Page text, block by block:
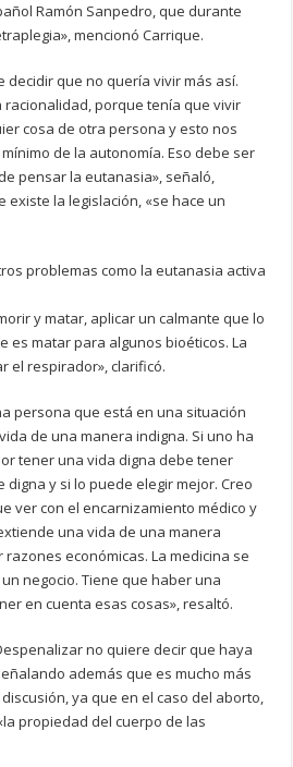
Ramón Sanpedro, que durante
mencionó Carrique.
decidir que no quería vivir más así.
racionalidad, porque tenía que vivir
cosa de otra persona y esto nos
de la autonomía. Eso debe ser
pensar la eutanasia», señaló,
la legislación, «se hace un
problemas como la eutanasia activa
y matar, aplicar un calmante que lo
es matar para algunos bioéticos. La
el respirador», clarificó.
persona que está en una situación
de una manera indigna. Si uno ha
tener una vida digna debe tener
y si lo puede elegir mejor. Creo
ver con el encarnizamiento médico y
una vida de una manera
económicas. La medicina se
negocio. Tiene que haber una
en cuenta esas cosas», resaltó.
no quiere decir que haya
además que es mucho más
ya que en el caso del aborto,
propiedad del cuerpo de las